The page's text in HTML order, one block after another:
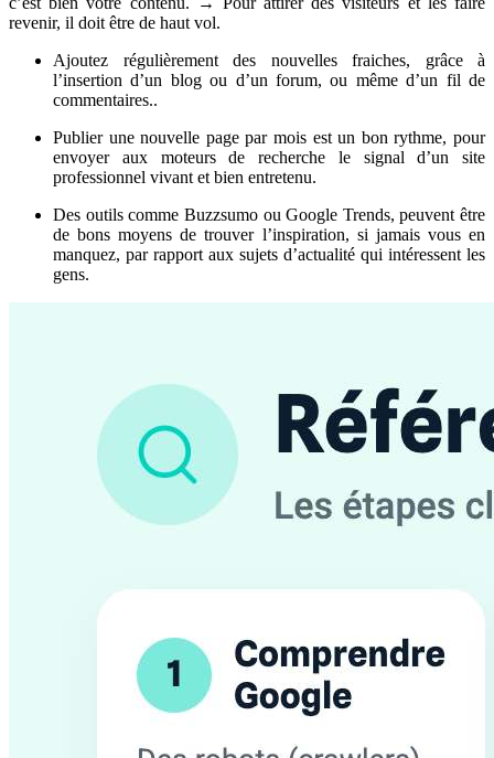
revenir, il doit être de haut vol.
Ajoutez régulièrement des nouvelles fraiches, grâce à
l’insertion d’un blog ou d’un forum, ou même d’un fil de
commentaires..
Publier une nouvelle page par mois est un bon rythme, pour
envoyer aux moteurs de recherche le signal d’un site
professionnel vivant et bien entretenu.
Des outils comme Buzzsumo ou Google Trends, peuvent être
de bons moyens de trouver l’inspiration, si jamais vous en
manquez, par rapport aux sujets d’actualité qui intéressent les
gens.